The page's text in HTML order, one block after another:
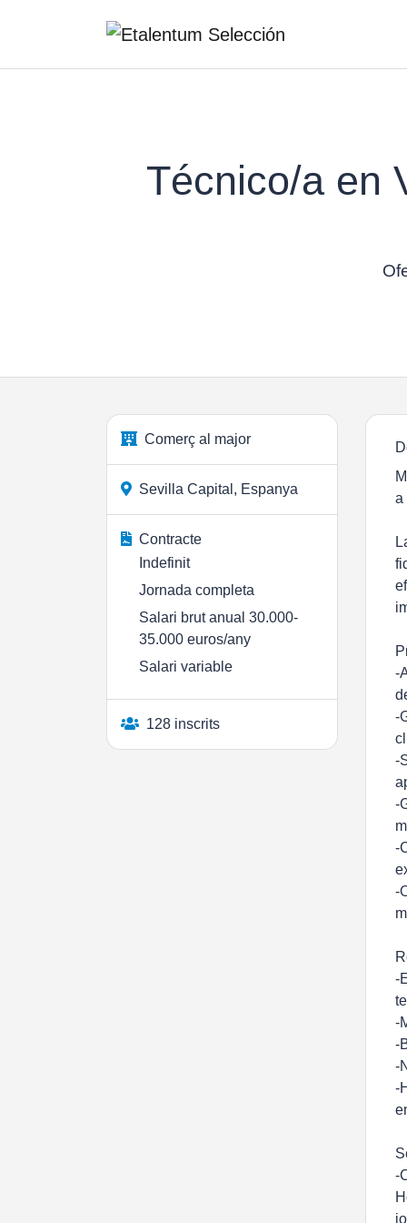
Técnico/a en
Comerç al major
Sevilla Capital, Espanya
Contracte
Indefinit
Jornada completa
Salari brut anual 30.000-
35.000 euros/any
Salari variable
128 inscrits
a
-
-
-
-
-
-
-
-
-
-
-
-